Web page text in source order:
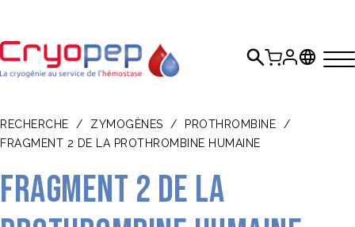
RECHERCHE / ZYMOGÈNES / PROTHROMBINE
/
FRAGMENT 2 DE LA PROTHROMBINE HUMAINE
Fragment 2 de la